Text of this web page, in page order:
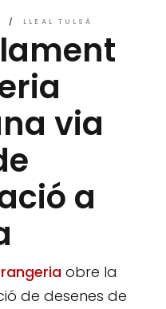
LLEAL TULSÀ
via
a
obre la
de desenes de